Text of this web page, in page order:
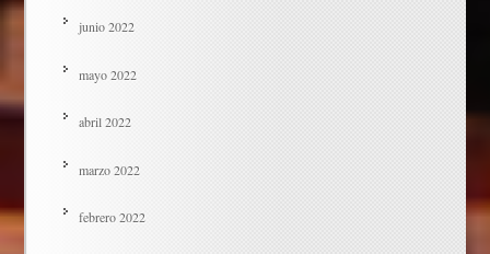
junio 2022
mayo 2022
abril 2022
marzo 2022
febrero 2022